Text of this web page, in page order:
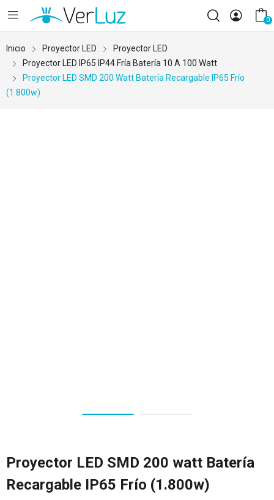
0
Inicio Proyector LED
Proyector LED
Proyector LED IP65 IP44 Fría Batería 10 A 100 Watt
Proyector LED SMD 200 Watt Batería Recargable IP65 Frío
(1.800w)
Proyector LED SMD 200 watt Batería
Recargable IP65 Frío (1.800w)